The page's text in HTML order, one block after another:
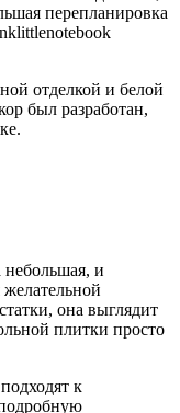
перепланировка
отделкой и белой
был разработан,
небольшая, и
она выглядит
плитки просто
к